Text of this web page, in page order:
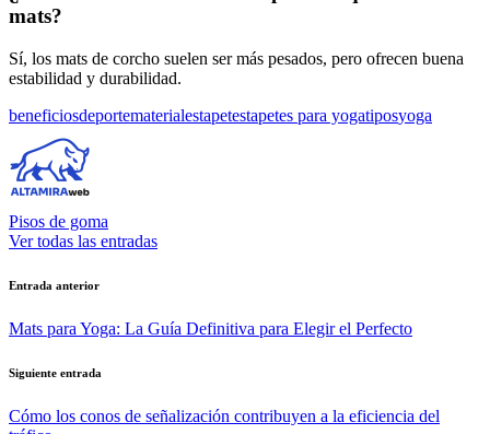
mats?
Sí, los mats de corcho suelen ser más pesados, pero ofrecen buena
estabilidad y durabilidad.
Etiquetas:
beneficiosdeportematerialestapetestapetes para yogatiposyoga
Pisos de goma
Ver todas las entradas
Navegación
de
Entrada anterior
Mats para Yoga: La Guía Definitiva para Elegir el Perfecto
Siguiente entrada
Cómo los conos de señalización contribuyen a la eficiencia del